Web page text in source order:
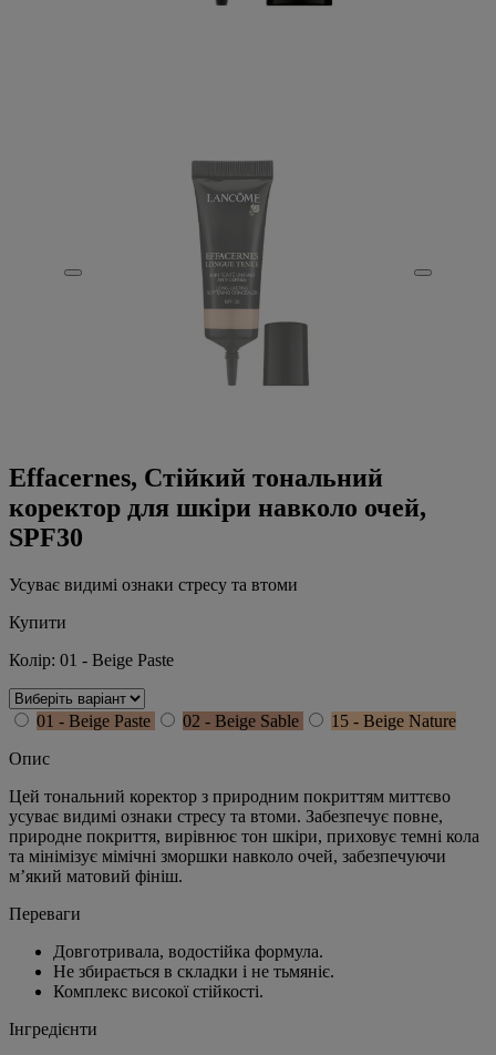
Effacernes, Стійкий тональний
коректор для шкіри навколо очей,
SPF30
Усуває видимі ознаки стресу та втоми
Купити
Колір: 01 - Beige Paste
01 - Beige Paste 02 - Beige Sable
15 - Beige Nature
Опис
Цей тональний коректор з природним покриттям миттєво
усуває видимі ознаки стресу та втоми. Забезпечує повне,
природне покриття, вирівнює тон шкіри, приховує темні кола
та мінімізує мімічні зморшки навколо очей, забезпечуючи
м’який матовий фініш.
Переваги
Довготривала, водостійка формула.
Не збирається в складки і не тьмяніє.
Комплекс високої стійкості.
Інгредієнти